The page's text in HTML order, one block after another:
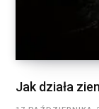
Jak działa